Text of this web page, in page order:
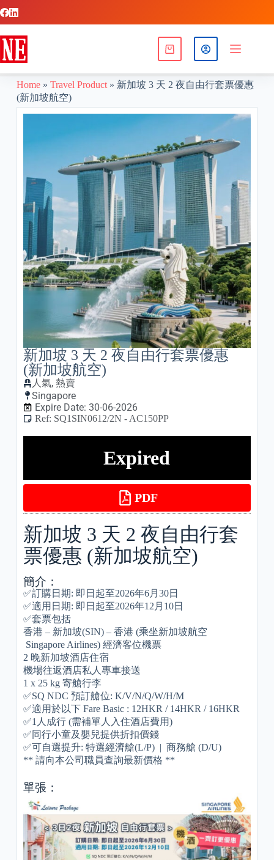
Home» Travel Product» 新加坡 3 天 2 夜自由行套票優惠
(新加坡航空)
新加坡 3 天 2 夜自由行套票優惠
(新加坡航空)
人氣, 熱賣
Singapore
Expire Date: 30-06-2026
Ref: SQ1SIN0612/2N - AC150PP
Expired
PDF
新加坡 3 天 2 夜自由行套
票優惠 (新加坡航空)
簡介：
✅訂購日期: 即日起至2026年6月30日
✅適用日期: 即日起至2026年12月10日
✅套票包括
香港 – 新加坡(SIN) – 香港 (乘坐新加坡航空
Singapore Airlines) 經濟客位機票
2 晚新加坡酒店住宿
機場往返酒店私人專車接送
1 x 25 kg 寄艙行李
✅SQ NDC 預訂艙位: K/V/N/Q/W/H/M
✅適用於以下 Fare Basic : 12HKR / 14HKR / 16HKR
✅1人成行 (需補單人入住酒店費用)
✅同行小童及嬰兒提供折扣價錢
✅可自選提升: 特選經濟艙(L/P) | 商務艙 (D/U)
** 請向本公司職員查詢最新價格 **
單張：